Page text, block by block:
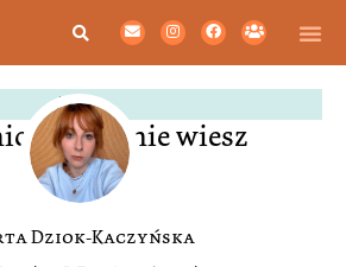
ŻYCIE
o życiu nie wiesz
Dziok-Kaczyńska